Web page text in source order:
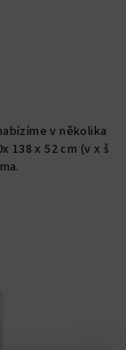
v několika
138 x 52 cm (v x š